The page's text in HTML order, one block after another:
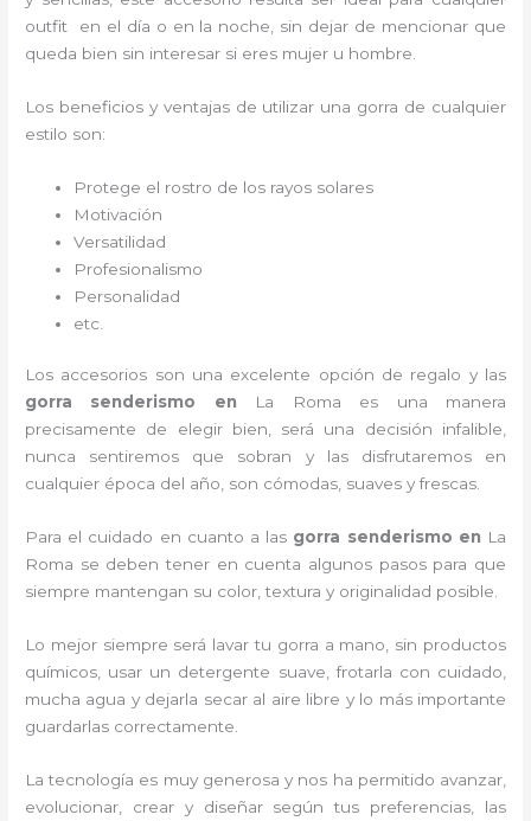
outfit en el día o en la noche, sin dejar de mencionar que
queda bien sin interesar si eres mujer u hombre.
Los beneficios y ventajas de utilizar una gorra de cualquier
estilo son:
Protege el rostro de los rayos solares
Motivación
Versatilidad
Profesionalismo
Personalidad
etc.
Los accesorios son una excelente opción de regalo y las
gorra senderismo en
La Roma es una manera
precisamente de elegir bien, será una decisión infalible,
nunca sentiremos que sobran y las disfrutaremos en
cualquier época del año, son cómodas, suaves y frescas.
Para el cuidado en cuanto a las gorra senderismo en La
Roma se deben tener en cuenta algunos pasos para que
siempre mantengan su color, textura y originalidad posible.
Lo mejor siempre será lavar tu gorra a mano, sin productos
químicos, usar un detergente suave, frotarla con cuidado,
mucha agua y dejarla secar al aire libre y lo más importante
guardarlas correctamente.
La tecnología es muy generosa y nos ha permitido avanzar,
evolucionar, crear y diseñar según tus preferencias, las